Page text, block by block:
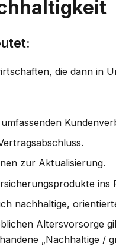
die dann in
zur Aktualisierung.
nachhaltige,
Altersvorsorge
„Nachhaltige /